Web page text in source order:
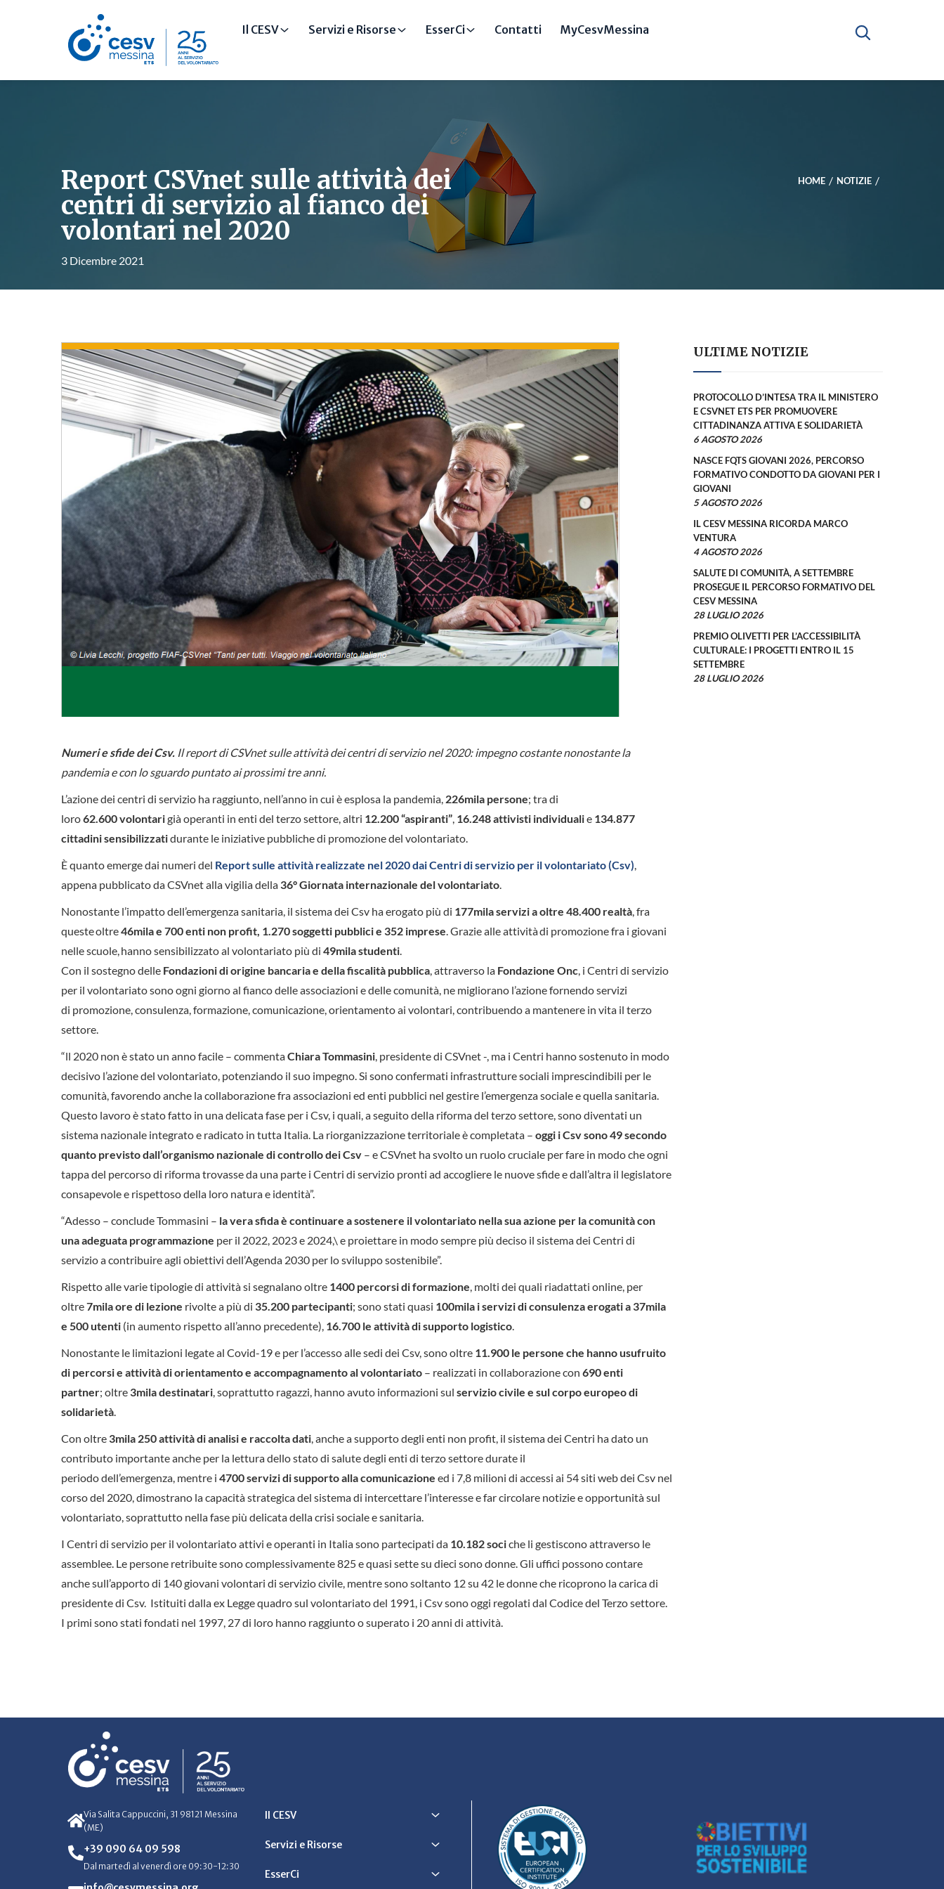
Il CESV Servizi e Risorse EsserCi Contatti MyCesvMessina
Report CSVnet sulle attività dei
centri di servizio al fianco dei
volontari nel 2020
3 Dicembre 2021
HOME NOTIZIE
Numeri e sfide dei Csv. Il report di CSVnet sulle attività dei centri di servizio nel 2020: impegno costante nonostante la
pandemia e con lo sguardo puntato ai prossimi tre anni.
L’azione dei centri di servizio ha raggiunto, nell’anno in cui è esplosa la pandemia, 226mila persone; tra di
loro62.600 volontarigià operanti in enti del terzo settore, altri 12.200 “aspiranti”, 16.248 attivisti individualie 134.877
cittadini sensibilizzatidurante le iniziative pubbliche di promozione del volontariato.
È quanto emerge dai numeri del Report sulle attività realizzate nel 2020 dai Centri di servizio per il volontariato (Csv),
appena pubblicato da CSVnet alla vigilia della 36° Giornata internazionale del volontariato.
Nonostante l’impatto dell’emergenza sanitaria, il sistema dei Csv ha erogato più di 177mila servizi a oltre 48.400 realtà, fra
queste oltre46mila e 700 enti non profit, 1.270 soggetti pubblici e 352 imprese. Grazie alle attività di promozione fra i giovani
nelle scuole, hanno sensibilizzato al volontariato più di 49mila studenti.
Con il sostegno delle Fondazioni di origine bancaria e della fiscalità pubblica, attraverso la Fondazione Onc, i Centri di servizio
per il volontariato sono ogni giorno al fianco delle associazioni e delle comunità, ne migliorano l’azione fornendo servizi
di promozione, consulenza, formazione, comunicazione, orientamento ai volontari, contribuendo a mantenere in vita il terzo
settore.
“ll 2020 non è stato un anno facile – commentaChiara Tommasini, presidente di CSVnet -, ma i Centri hanno sostenuto in modo
decisivo l’azione del volontariato, potenziando il suo impegno. Si sono confermati infrastrutture sociali imprescindibili per le
comunità, favorendo anche la collaborazione fra associazioni ed enti pubblici nel gestire l’emergenza sociale e quella sanitaria.
Questo lavoro è stato fatto in una delicata fase per i Csv, i quali, a seguito della riforma del terzo settore, sono diventati un
sistema nazionale integrato e radicato in tutta Italia. La riorganizzazione territoriale è completata – oggi i Csv sono 49 secondo
quanto previsto dall’organismo nazionale di controllo dei Csv – e CSVnet ha svolto un ruolo cruciale per fare in modo che ogni
tappa del percorso di riforma trovasse da una parte i Centri di servizio pronti ad accogliere le nuove sfide e dall’altra il legislatore
consapevole e rispettoso della loro natura e identità”.
“Adesso – conclude Tommasini – la vera sfida è continuare a sostenere il volontariato nella sua azione per la comunità con
una adeguata programmazione per il 2022, 2023 e 2024,\ e proiettare in modo sempre più deciso il sistema dei Centri di
servizio a contribuire agli obiettivi dell’Agenda 2030 per lo sviluppo sostenibile”.
Rispetto alle varie tipologie di attività si segnalano oltre 1400 percorsi di formazione, molti dei quali riadattati online, per
oltre7mila ore di lezione rivolte a più di 35.200 partecipanti; sono stati quasi 100mila i servizi di consulenza erogati a 37mila
e 500 utenti (in aumento rispetto all’anno precedente), 16.700 le attività di supporto logistico.
Nonostante le limitazioni legate al Covid-19 e per l’accesso alle sedi dei Csv, sono oltre 11.900 le persone che hanno usufruito
di percorsi e attività di orientamento e accompagnamento al volontariato – realizzati in collaborazione con 690 enti
partner; oltre 3mila destinatari, soprattutto ragazzi, hanno avuto informazioni sul servizio civile e sul corpo europeo di
solidarietà.
Con oltre 3mila 250 attività di analisi e raccolta dati, anche a supporto degli enti non profit, il sistema dei Centri ha dato un
contributo importante anche per la lettura dello stato di salute degli enti di terzo settore durate il
periodo dell’emergenza, mentre i 4700 servizi di supporto alla comunicazione ed i 7,8 milioni di accessi ai 54 siti web dei Csv nel
corso del 2020, dimostrano la capacità strategica del sistema di intercettare l’interesse e far circolare notizie e opportunità sul
volontariato, soprattutto nella fase più delicata della crisi sociale e sanitaria.
I Centri di servizio per il volontariato attivi e operanti in Italia sono partecipati da 10.182 sociche li gestiscono attraverso le
assemblee. Le persone retribuite sono complessivamente 825 e quasi sette su dieci sono donne. Gli uffici possono contare
anche sull’apporto di 140 giovani volontari di servizio civile, mentre sono soltanto 12 su 42 le donne che ricoprono la carica di
presidente di Csv. Istituiti dalla ex Legge quadro sul volontariato del 1991, i Csv sono oggi regolati dal Codice del Terzo settore.
I primi sono stati fondati nel 1997, 27 di loro hanno raggiunto o superato i 20 anni di attività.
ULTIME NOTIZIE
PROTOCOLLO D’INTESA TRA IL MINISTERO
E CSVNET ETS PER PROMUOVERE
CITTADINANZA ATTIVA E SOLIDARIETÀ
6 AGOSTO 2026
NASCE FQTS GIOVANI 2026, PERCORSO
FORMATIVO CONDOTTO DA GIOVANI PER I
GIOVANI
5 AGOSTO 2026
IL CESV MESSINA RICORDA MARCO
VENTURA
4 AGOSTO 2026
SALUTE DI COMUNITÀ, A SETTEMBRE
PROSEGUE IL PERCORSO FORMATIVO DEL
CESV MESSINA
28 LUGLIO 2026
PREMIO OLIVETTI PER L’ACCESSIBILITÀ
CULTURALE: I PROGETTI ENTRO IL 15
SETTEMBRE
28 LUGLIO 2026
Via Salita Cappuccini, 31 98121 Messina
(ME)
+39 090 64 09 598
Dal martedì al venerdì ore 09:30-12:30
Il CESV
Servizi e Risorse
EsserCi